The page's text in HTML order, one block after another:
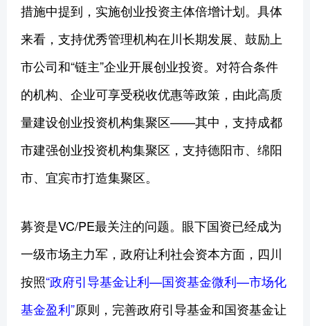
措施中提到，实施创业投资主体倍增计划。具体
来看，支持优秀管理机构在川长期发展、鼓励上
市公司和“链主”企业开展创业投资。对符合条件
的机构、企业可享受税收优惠等政策，由此高质
量建设创业投资机构集聚区——其中，支持成都
市建强创业投资机构集聚区，支持德阳市、绵阳
市、宜宾市打造集聚区。
募资是VC/PE最关注的问题。眼下国资已经成为
一级市场主力军，政府让利社会资本方面，四川
按照“政府引导基金让利—国资基金微利—市场化
基金盈利”原则，完善政府引导基金和国资基金让